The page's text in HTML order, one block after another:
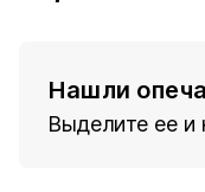
Нашли
Выделите ее и